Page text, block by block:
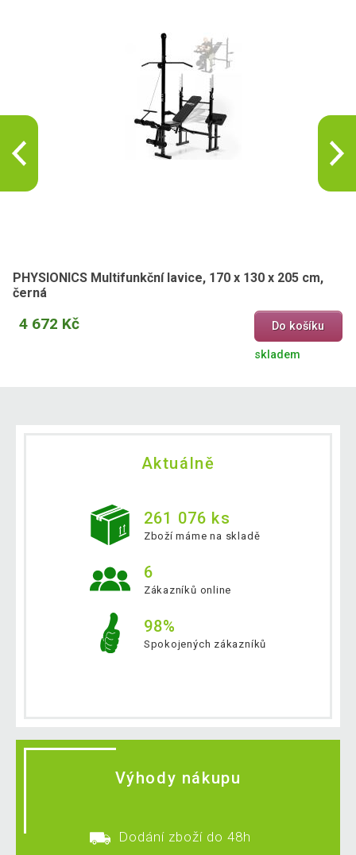
PHYSIONICS Multifunkční lavice, 170 x 130 x 205 cm,
černá
4 672 Kč Do košíku
skladem
Aktuálně
261 076 ks
Zboží máme na skladě
6
Zákazníků online
98%
Spokojených zákazníků
Výhody nákupu
Dodání zboží do 48h